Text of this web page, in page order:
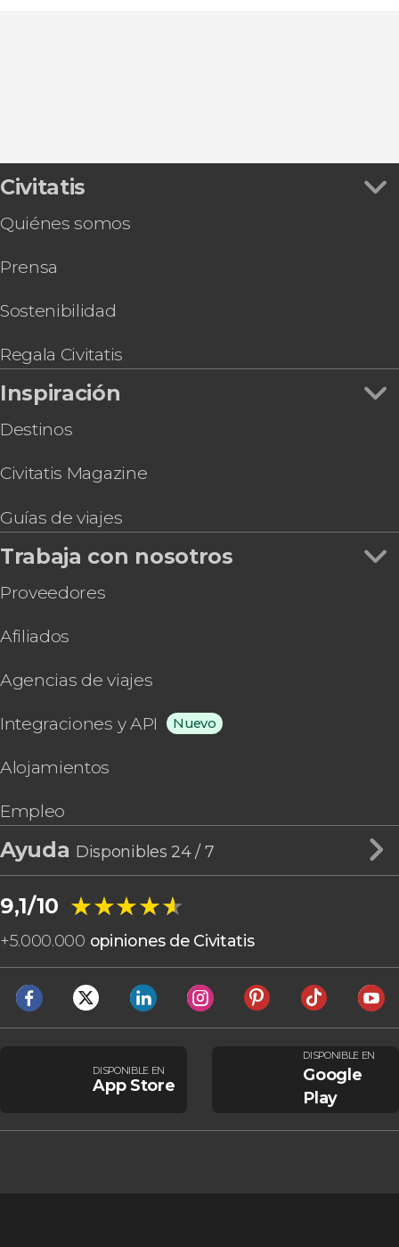
Civitatis
Quiénes somos
Prensa
Sostenibilidad
Regala Civitatis
Inspiración
Destinos
Civitatis Magazine
Guías de viajes
Trabaja con nosotros
Proveedores
Afiliados
Agencias de viajes
Integraciones y API Nuevo
Alojamientos
Empleo
Ayuda Disponibles 24 / 7
9,1/10 ★★★★★
★★★★★
+5.000.000 opiniones de Civitatis
DISPONIBLE EN
App Store
DISPONIBLE EN
Google
Play